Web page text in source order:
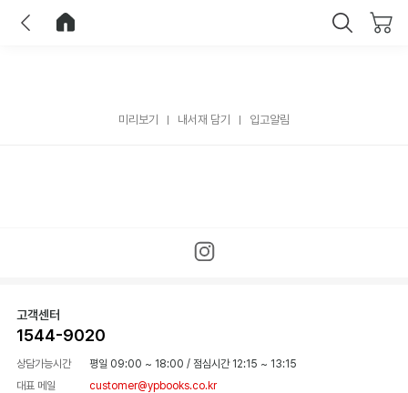
미리보기 내서재 담기 입고알림
고객센터
1544-9020
상담가능시간 평일 09:00 ~ 18:00 / 점심시간 12:15 ~ 13:15
대표 메일
customer@ypbooks.co.kr